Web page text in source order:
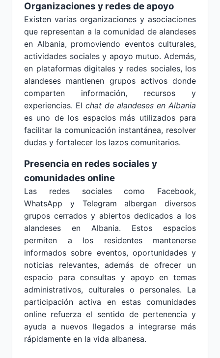
Organizaciones y redes de apoyo
Existen varias organizaciones y asociaciones
que representan a la comunidad de alandeses
en Albania, promoviendo eventos culturales,
actividades sociales y apoyo mutuo. Además,
en plataformas digitales y redes sociales, los
alandeses mantienen grupos activos donde
comparten información, recursos y
experiencias. El chat de alandeses en Albania
es uno de los espacios más utilizados para
facilitar la comunicación instantánea, resolver
dudas y fortalecer los lazos comunitarios.
Presencia en redes sociales y
comunidades online
Las redes sociales como Facebook,
WhatsApp y Telegram albergan diversos
grupos cerrados y abiertos dedicados a los
alandeses en Albania. Estos espacios
permiten a los residentes mantenerse
informados sobre eventos, oportunidades y
noticias relevantes, además de ofrecer un
espacio para consultas y apoyo en temas
administrativos, culturales o personales. La
participación activa en estas comunidades
online refuerza el sentido de pertenencia y
ayuda a nuevos llegados a integrarse más
rápidamente en la vida albanesa.